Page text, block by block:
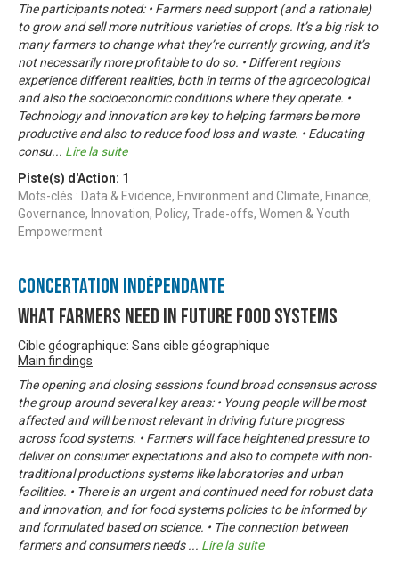
The participants noted: • Farmers need support (and a rationale)
to grow and sell more nutritious varieties of crops. It’s a big risk to
many farmers to change what they’re currently growing, and it’s
not necessarily more profitable to do so. • Different regions
experience different realities, both in terms of the agroecological
and also the socioeconomic conditions where they operate. •
Technology and innovation are key to helping farmers be more
productive and also to reduce food loss and waste. • Educating
consu... Lire la suite
Piste(s) d'Action: 1
Mots-clés : Data & Evidence, Environment and Climate, Finance,
Governance, Innovation, Policy, Trade-offs, Women & Youth
Empowerment
Concertation Indépendante
What Farmers Need in Future Food Systems
Cible géographique: Sans cible géographique
Main findings
The opening and closing sessions found broad consensus across
the group around several key areas: • Young people will be most
affected and will be most relevant in driving future progress
across food systems. • Farmers will face heightened pressure to
deliver on consumer expectations and also to compete with non-
traditional productions systems like laboratories and urban
facilities. • There is an urgent and continued need for robust data
and innovation, and for food systems policies to be informed by
and formulated based on science. • The connection between
farmers and consumers needs... Lire la suite